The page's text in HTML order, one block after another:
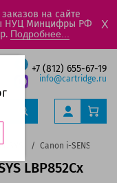
на сайте
НУЦ Минцифры РФ
Подробнее...
X
+7 (812) 655-67-19
info@cartridge.ru
Canon i-SENSYS
LBP852Cx